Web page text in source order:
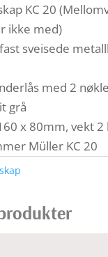
KC 20
ikke med)
sveisede
med 2
grå
x 80mm, vekt 2
Müller KC 20